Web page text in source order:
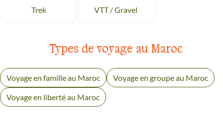
TrekMaroc VTT / Gravel
Types de voyage au Maroc
Voyage en famille au Maroc Voyage en groupe au Maroc
Voyage en liberté au Maroc